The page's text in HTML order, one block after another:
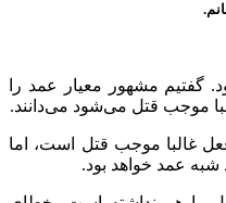
گفتیم مشهور معیار عمد را
موجب قتل می‌شود می‌دانند.
غالبا موجب قتل است، اما
شبه عمد خواهد بود.